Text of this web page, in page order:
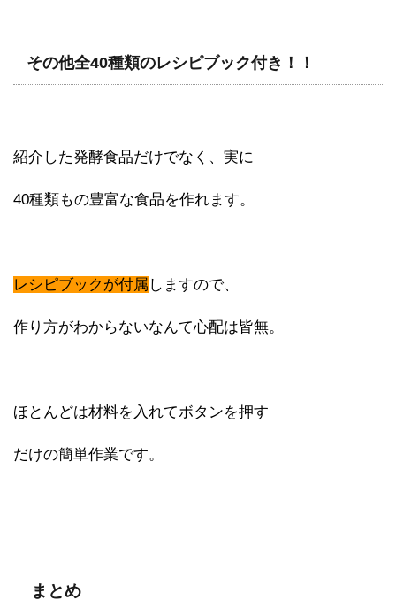
その他全40種類のレシピブック付き！！
紹介した発酵食品だけでなく、実に
40種類もの豊富な食品を作れます。
レシピブックが付属 しますので、
作り方がわからないなんて心配は皆無。
ほとんどは材料を入れてボタンを押す
だけの簡単作業です。
まとめ